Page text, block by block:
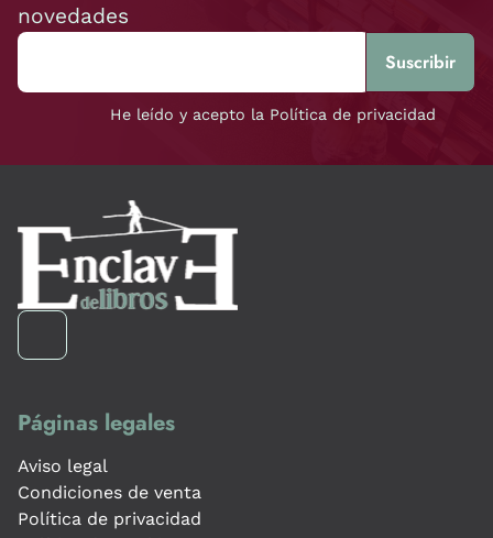
novedades
He leído y acepto la Política de privacidad
Páginas legales
Aviso legal
Condiciones de venta
Política de privacidad